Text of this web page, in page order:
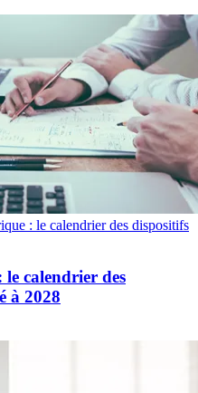
: le calendrier des dispositifs
calendrier des
à 2028